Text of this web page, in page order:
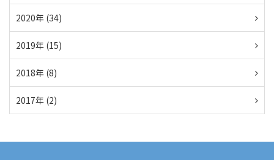
2020年 (34)
2019年 (15)
2018年 (8)
2017年 (2)